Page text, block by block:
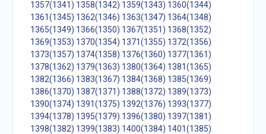
1357(1341) 1358(1342) 1359(1343) 1360(1344)
1361(1345) 1362(1346) 1363(1347) 1364(1348)
1365(1349) 1366(1350) 1367(1351) 1368(1352)
1369(1353) 1370(1354) 1371(1355) 1372(1356)
1373(1357) 1374(1358) 1376(1360) 1377(1361)
1378(1362) 1379(1363) 1380(1364) 1381(1365)
1382(1366) 1383(1367) 1384(1368) 1385(1369)
1386(1370) 1387(1371) 1388(1372) 1389(1373)
1390(1374) 1391(1375) 1392(1376) 1393(1377)
1394(1378) 1395(1379) 1396(1380) 1397(1381)
1398(1382) 1399(1383) 1400(1384) 1401(1385)